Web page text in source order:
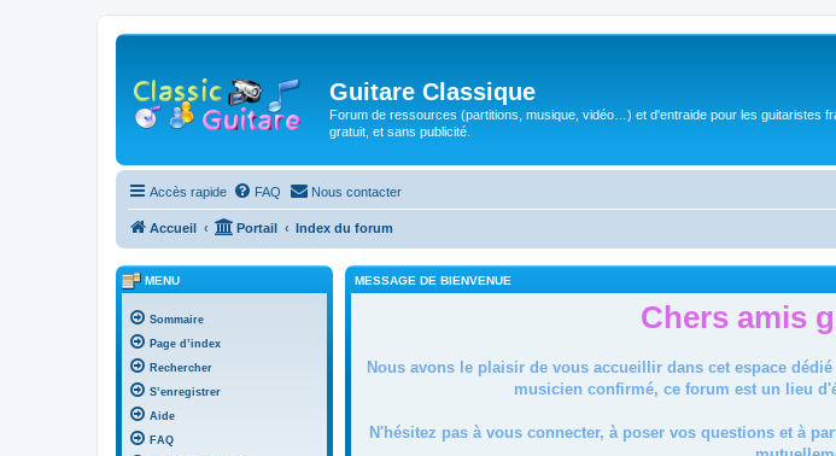
Guitare Classique
Forum de ressources (partitions, musique, vidéo…) et d'entraide pour les guitaristes
gratuit, et sans publicité.
Accès rapide FAQ Nous contacter
Accueil Portail Index du forum
MESSAGE DE BIENVENUE
Chers amis
Nous avons le plaisir de vous accueillir dans cet espace
musicien confirmé, ce forum est un lieu
N'hésitez pas à vous connecter, à poser vos questions et à
MENU
Sommaire
Page d’index
Rechercher
S’enregistrer
Aide
FAQ